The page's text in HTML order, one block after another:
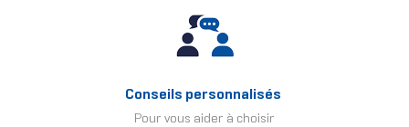
Conseils personnalisés
Pour vous aider à choisir